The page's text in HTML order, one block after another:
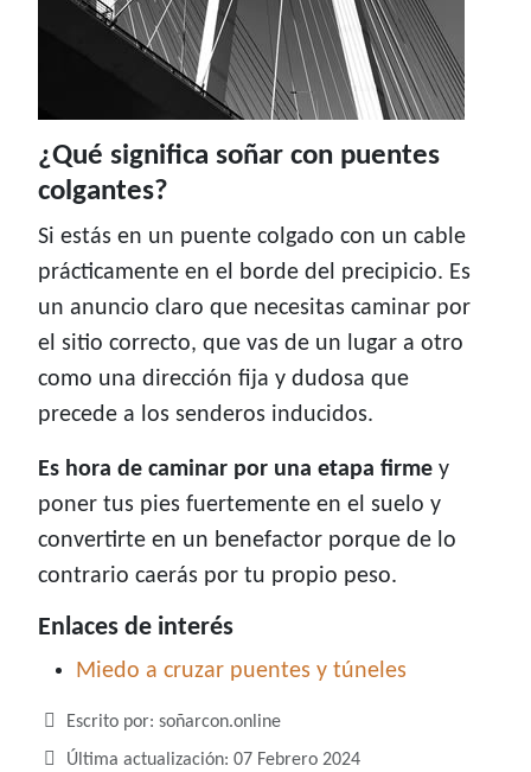
¿Qué significa soñar con puentes
colgantes?
Si estás en un puente colgado con un cable
prácticamente en el borde del precipicio. Es
un anuncio claro que necesitas caminar por
el sitio correcto, que vas de un lugar a otro
como una dirección fija y dudosa que
precede a los senderos inducidos.
Es hora de caminar por una etapa firme y
poner tus pies fuertemente en el suelo y
convertirte en un benefactor porque de lo
contrario caerás por tu propio peso.
Enlaces de interés
Miedo a cruzar puentes y túneles
Detalles
Escrito por: soñarcon.online
Última actualización: 07 Febrero 2024